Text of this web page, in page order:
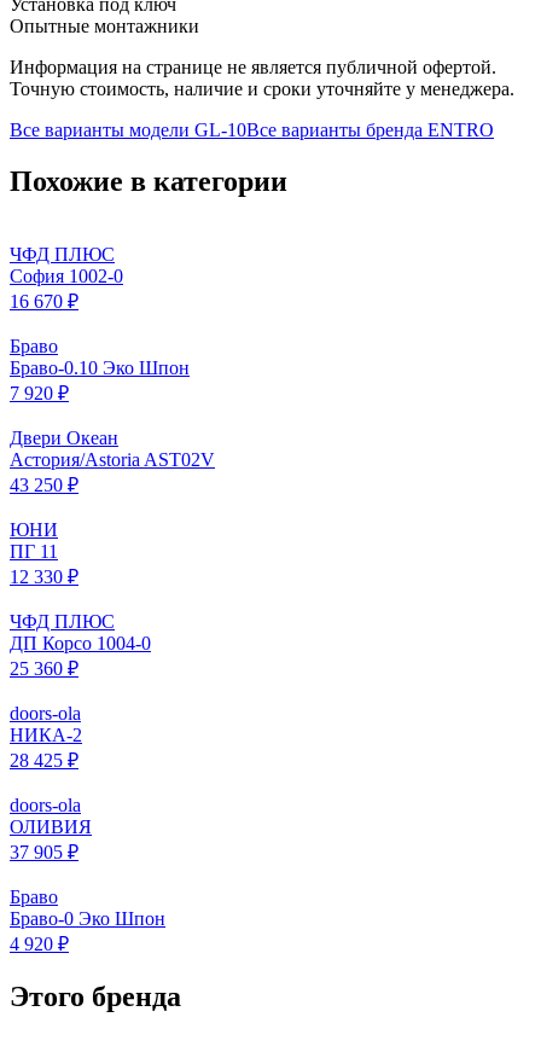
Установка под ключ
Опытные монтажники
Информация на странице не является публичной офертой.
Точную стоимость, наличие и сроки уточняйте у менеджера.
Все варианты модели GL-10Все варианты бренда ENTRO
Похожие в категории
ЧФД ПЛЮС
София 1002-0
16 670 ₽
Браво
Браво-0.10 Эко Шпон
7 920 ₽
Двери Океан
Астория/Astoria AST02V
43 250 ₽
ЮНИ
ПГ 11
12 330 ₽
ЧФД ПЛЮС
ДП Корсо 1004-0
25 360 ₽
doors-ola
НИКА-2
28 425 ₽
doors-ola
ОЛИВИЯ
37 905 ₽
Браво
Браво-0 Эко Шпон
4 920 ₽
Этого бренда